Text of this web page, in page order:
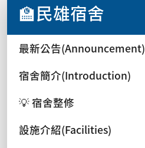
🏫民雄宿舍
最新公告(Announcement)
宿舍簡介(Introduction)
💡 宿舍整修
設施介紹(Facilities)